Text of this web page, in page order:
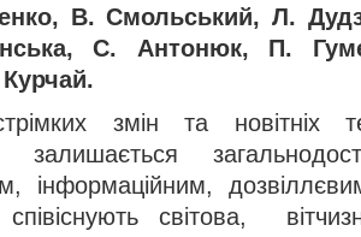
В. Смольський, Л.
С. Антонюк, П.
змін та новітніх
залишається
інформаційним,
співіснують світова,